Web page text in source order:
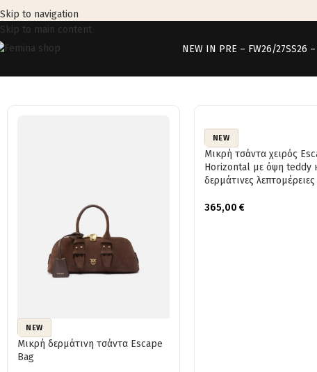
Skip to navigation
Skip to main content
NEW IN PRE – FW26/27SS26
NEW
Μικρή δερμάτινη τσάντα Escape
Bag
NEW
Μικρή τσάντα χειρός
Horizontal με όψη teddy
δερμάτινες λεπτομέρειες
365,00 €